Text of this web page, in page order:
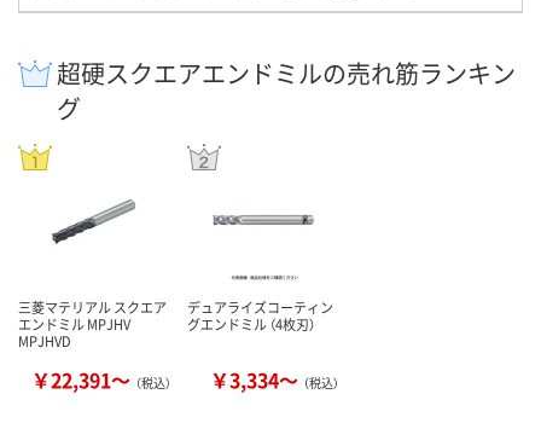
超硬スクエアエンドミルの売れ筋ランキン
グ
三菱マテリアル スクエア
エンドミル MPJHV
MPJHVD
￥22,391～ （税込）
デュアライズコーティン
グエンドミル （4枚刃）
￥3,334～ （税込）